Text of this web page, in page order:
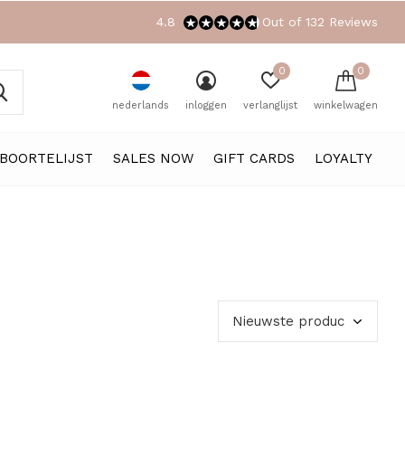
SALES NOW GIFT CARDS LOYALTY
nederlands inloggen verlanglijst
0
winkelwagen
0
4.8 Out of 132 Reviews